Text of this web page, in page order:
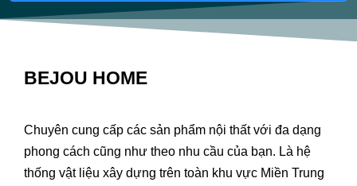
BEJOU HOME
Chuyên cung cấp các sản phẩm nội thất với đa dạng
phong cách cũng như theo nhu cầu của bạn. Là hệ
thống vật liệu xây dựng trên toàn khu vực Miền Trung